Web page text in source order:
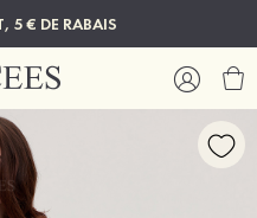
5 € DE RABAIS